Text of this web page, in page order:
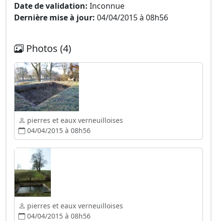
Date de validation: Inconnue
Dernière mise à jour: 04/04/2015 à 08h56
Photos (4)
pierres et eaux verneuilloises
04/04/2015 à 08h56
pierres et eaux verneuilloises
04/04/2015 à 08h56